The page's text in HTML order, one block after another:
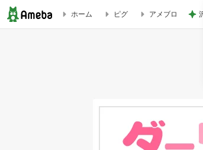
【自家製ソース】串カツソースレシピ！お
ホーム ピグ アメブロ